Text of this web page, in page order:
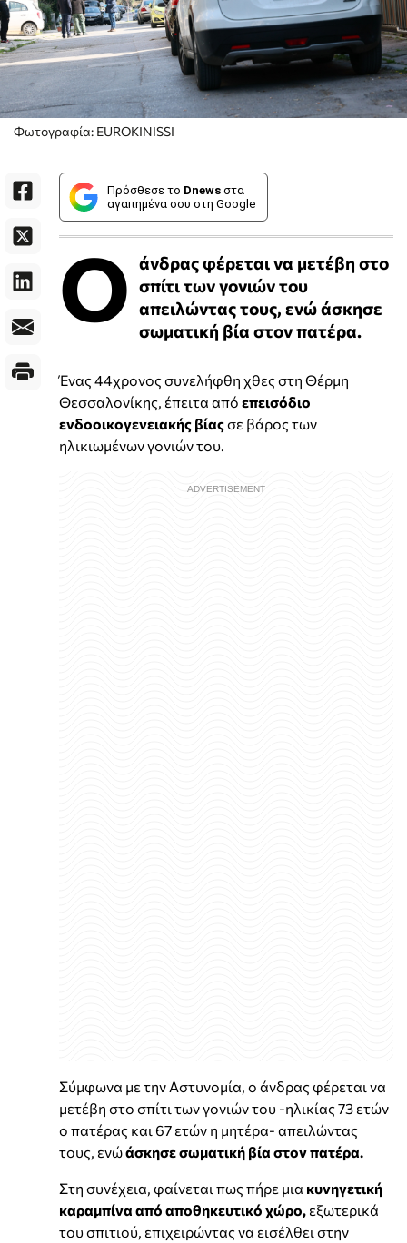
Φωτογραφία: EUROKINISSI
Πρόσθεσε το Dnews στα
αγαπημένα σου στη Google
Ο άνδρας φέρεται να μετέβη στο
σπίτι των γονιών του
απειλώντας τους, ενώ άσκησε
σωματική βία στον πατέρα.
Ένας 44χρονος συνελήφθη χθες στη Θέρμη
Θεσσαλονίκης, έπειτα από επεισόδιο
ενδοοικογενειακής βίαςσε βάρος των
ηλικιωμένων γονιών του.
Σύμφωνα με την Αστυνομία, ο άνδρας φέρεται να
μετέβη στο σπίτι των γονιών του -ηλικίας 73 ετών
ο πατέρας και 67 ετών η μητέρα- απειλώντας
τους, ενώάσκησε σωματική βία στον πατέρα.
Στη συνέχεια, φαίνεται πως πήρε μια κυνηγετική
καραμπίνα από αποθηκευτικό χώρο, εξωτερικά
του σπιτιού, επιχειρώντας να εισέλθει στην